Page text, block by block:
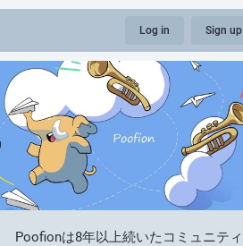
Log in Sign up
Poofionは8年以上続いたコミュニティ